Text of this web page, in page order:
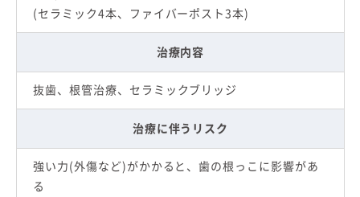
(セラミック4本、ファイバーポスト3本)
治療内容
抜歯、根管治療、セラミックブリッジ
治療に伴うリスク
強い力(外傷など)がかかると、歯の根っこに影響があ
る